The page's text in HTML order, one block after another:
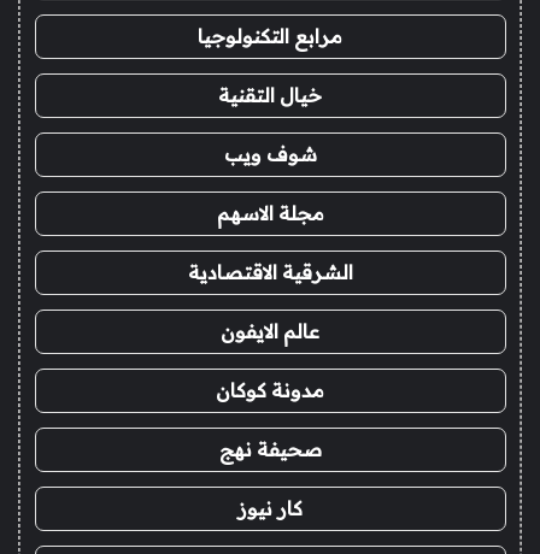
مرابع التكنولوجيا
خيال التقنية
شوف ويب
مجلة الاسهم
الشرقية الاقتصادية
عالم الايفون
مدونة كوكان
صحيفة نهج
كار نيوز